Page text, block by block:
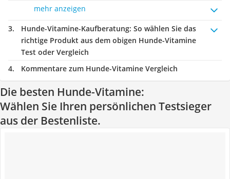
mehr anzeigen
Hunde-Vitamine-Kaufberatung: So wählen Sie das
richtige Produkt aus dem obigen Hunde-Vitamine
Test oder Vergleich
Kommentare zum Hunde-Vitamine Vergleich
Die besten Hunde-Vitamine:
Wählen Sie Ihren persönlichen Testsieger
aus der Bestenliste.